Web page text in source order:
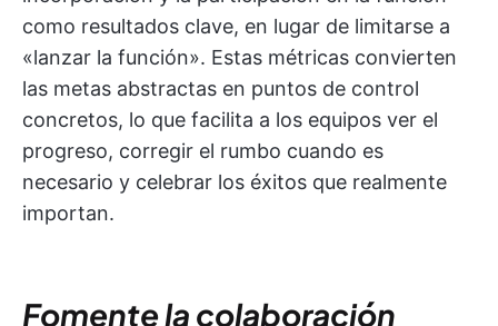
como resultados clave, en lugar de limitarse a
«lanzar la función». Estas métricas convierten
las metas abstractas en puntos de control
concretos, lo que facilita a los equipos ver el
progreso, corregir el rumbo cuando es
necesario y celebrar los éxitos que realmente
importan.
Fomente la colaboración